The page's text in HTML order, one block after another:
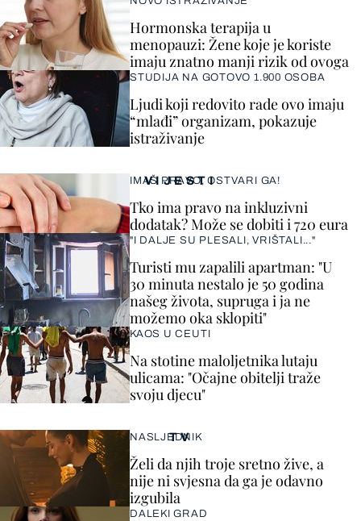
VIJESTI
IMAŠ PRAVO, OSTVARI GA!
Tko ima pravo na inkluzivni
dodatak? Može se dobiti i 720 eura
"I DALJE SU PLESALI, VRIŠTALI..."
Turisti mu zapalili apartman: "U
30 minuta nestalo je 50 godina
našeg života, supruga i ja ne
možemo oka sklopiti"
KAOS U CEUTI
Na stotine maloljetnika lutaju
ulicama: "Očajne obitelji traže
svoju djecu"
Hormonska terapija u
menopauzi: Žene koje je koriste
imaju znatno manji rizik od ovoga
STUDIJA NA GOTOVO 1.900 OSOBA
Ljudi koji redovito rade ovo imaju
“mlađi” organizam, pokazuje
istraživanje
TV
NASLJEDNIK
Želi da njih troje sretno žive, a
nije ni svjesna da ga je odavno
izgubila
DALEKI GRAD